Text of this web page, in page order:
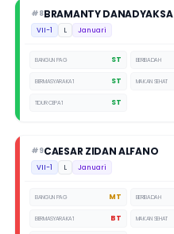
#8BRAMANTY DANADYAKSA
VII-1 L Januari
BANGUN PAGI ST BERIBADAH
BERMASYARAKAT ST MAKAN SEHAT
TIDUR CEPAT ST
#9CAESAR ZIDAN ALFANO
VII-1 L Januari
BANGUN PAGI MT BERIBADAH
BERMASYARAKAT BT MAKAN SEHAT